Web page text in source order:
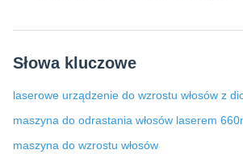
Słowa kluczowe
laserowe urządzenie do wzrostu włosów z
maszyna do odrastania włosów laserem
maszyna do wzrostu włosów